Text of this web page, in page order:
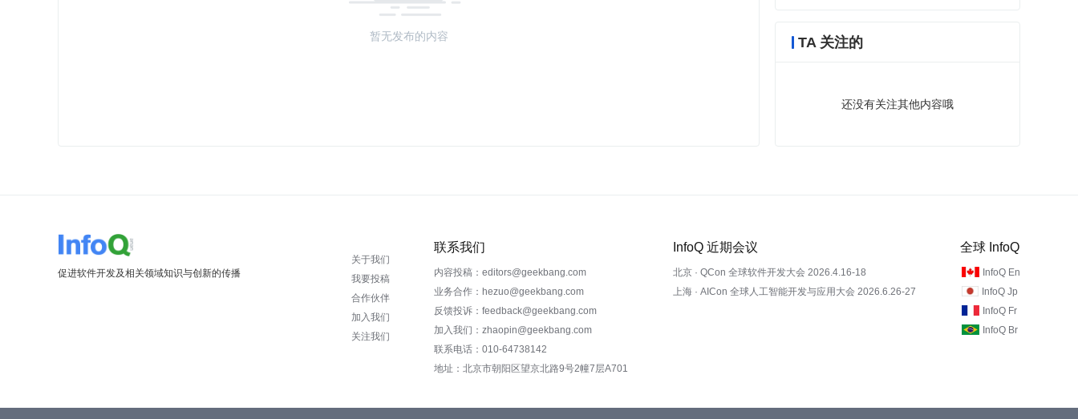
暂无发布的内容 TA 关注的
还没有关注其他内容哦
促进软件开发及相关领域知识与创新的传播
关于我们
我要投稿
合作伙伴
加入我们
关注我们
联系我们
内容投稿：editors@geekbang.com
业务合作：hezuo@geekbang.com
反馈投诉：feedback@geekbang.com
加入我们：zhaopin@geekbang.com
联系电话：010-64738142
地址：北京市朝阳区望京北路9号2幢7层A701
InfoQ 近期会议
北京 · QCon 全球软件开发大会 2026.4.16-18
上海 · AICon 全球人工智能开发与应用大会 2026.6.26-27
全球 InfoQ
InfoQ En
InfoQ Jp
InfoQ Fr
InfoQ Br